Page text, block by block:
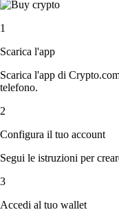
1
Scarica l'app
Scarica l'app di
telefono.
2
Configura il tuo account
Segui le istruzioni per
3
Accedi al tuo wallet